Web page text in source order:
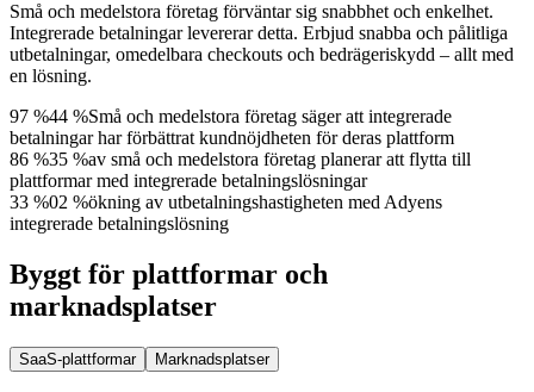
Små och medelstora företag förväntar sig snabbhet och enkelhet.
Integrerade betalningar levererar detta. Erbjud snabba och pålitliga
utbetalningar, omedelbara checkouts och bedrägeriskydd – allt med
en lösning.
97 %44 %Små och medelstora företag säger att integrerade
betalningar har förbättrat kundnöjdheten för deras plattform
86 %35 %av små och medelstora företag planerar att flytta till
plattformar med integrerade betalningslösningar
33 %02 %ökning av utbetalningshastigheten med Adyens
integrerade betalningslösning
Byggt för plattformar och
marknadsplatser
SaaS-plattformar Marknadsplatser